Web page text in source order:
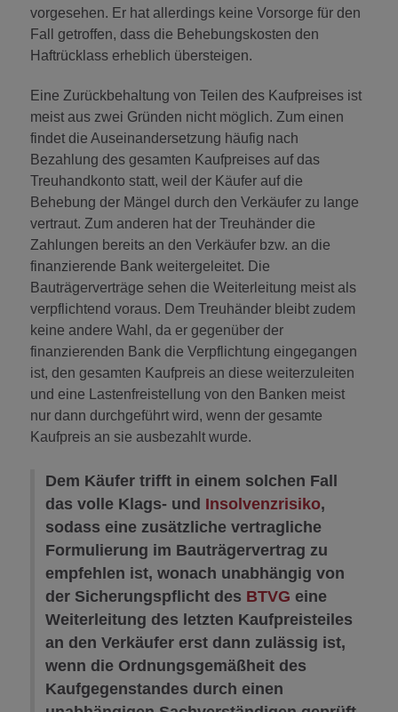
vorgesehen. Er hat allerdings keine Vorsorge für den
Fall getroffen, dass die Behebungskosten den
Haftrücklass erheblich übersteigen.
Eine Zurückbehaltung von Teilen des Kaufpreises ist
meist aus zwei Gründen nicht möglich. Zum einen
findet die Auseinandersetzung häufig nach
Bezahlung des gesamten Kaufpreises auf das
Treuhandkonto statt, weil der Käufer auf die
Behebung der Mängel durch den Verkäufer zu lange
vertraut. Zum anderen hat der Treuhänder die
Zahlungen bereits an den Verkäufer bzw. an die
finanzierende Bank weitergeleitet. Die
Bauträgerverträge sehen die Weiterleitung meist als
verpflichtend voraus. Dem Treuhänder bleibt zudem
keine andere Wahl, da er gegenüber der
finanzierenden Bank die Verpflichtung eingegangen
ist, den gesamten Kaufpreis an diese weiterzuleiten
und eine Lastenfreistellung von den Banken meist
nur dann durchgeführt wird, wenn der gesamte
Kaufpreis an sie ausbezahlt wurde.
Dem Käufer trifft in einem solchen Fall
das volle Klags- und Insolvenzrisiko,
sodass eine zusätzliche vertragliche
Formulierung im Bauträgervertrag zu
empfehlen ist, wonach unabhängig von
der Sicherungspflicht des BTVG eine
Weiterleitung des letzten Kaufpreisteiles
an den Verkäufer erst dann zulässig ist,
wenn die Ordnungsgemäßheit des
Kaufgegenstandes durch einen